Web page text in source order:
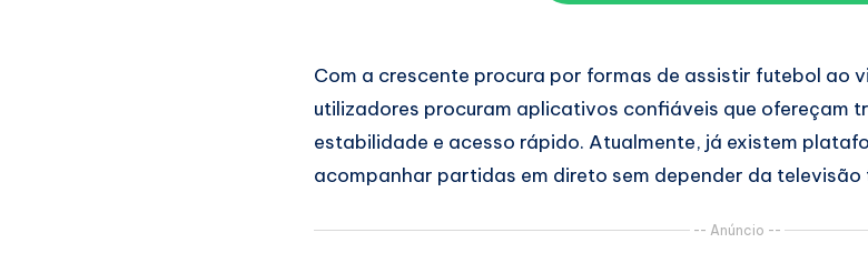
Com a crescente procura por formas de assistir futebol ao
utilizadores procuram aplicativos confiáveis que ofereçam
estabilidade e acesso rápido. Atualmente, já existem
acompanhar partidas em direto sem depender da televisão
-- Anúncio --